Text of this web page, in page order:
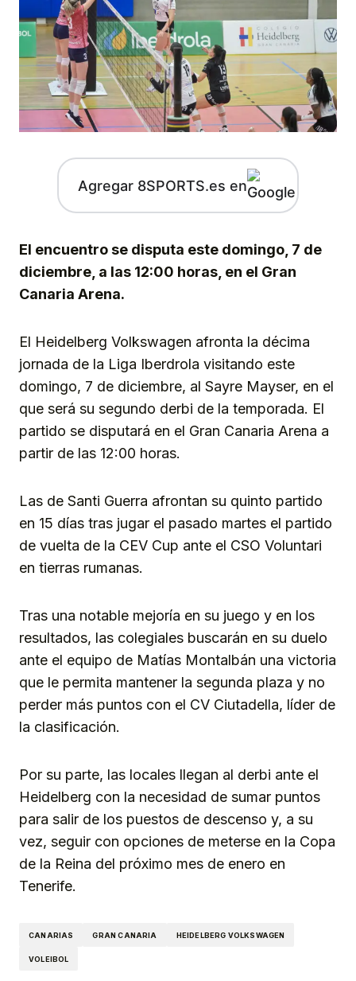
Agregar 8SPORTS.es en
El encuentro se disputa este domingo, 7 de
diciembre, a las 12:00 horas, en el Gran
Canaria Arena.
El Heidelberg Volkswagen afronta la décima
jornada de la Liga Iberdrola visitando este
domingo, 7 de diciembre, al Sayre Mayser, en el
que será su segundo derbi de la temporada. El
partido se disputará en el Gran Canaria Arena a
partir de las 12:00 horas.
Las de Santi Guerra afrontan su quinto partido
en 15 días tras jugar el pasado martes el partido
de vuelta de la CEV Cup ante el CSO Voluntari
en tierras rumanas.
Tras una notable mejoría en su juego y en los
resultados, las colegiales buscarán en su duelo
ante el equipo de Matías Montalbán una victoria
que le permita mantener la segunda plaza y no
perder más puntos con el CV Ciutadella, líder de
la clasificación.
Por su parte, las locales llegan al derbi ante el
Heidelberg con la necesidad de sumar puntos
para salir de los puestos de descenso y, a su
vez, seguir con opciones de meterse en la Copa
de la Reina del próximo mes de enero en
Tenerife.
CANARIAS GRAN CANARIA HEIDELBERG VOLKSWAGEN
VOLEIBOL